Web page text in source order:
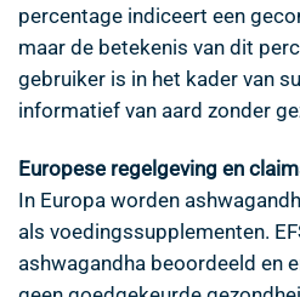
percentage indiceert een
maar de betekenis van dit
gebruiker is in het kader van
informatief van aard zonder
Europese regelgeving en
In Europa worden
als voedingssupplementen.
ashwagandha beoordeeld en